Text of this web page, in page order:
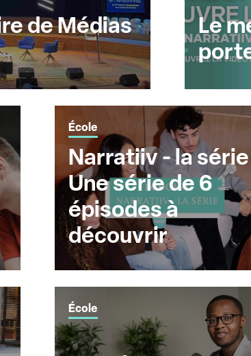
de Médias
Le
École
Narratiiv - la série
Une série de 6
épisodes à
découvrir
École